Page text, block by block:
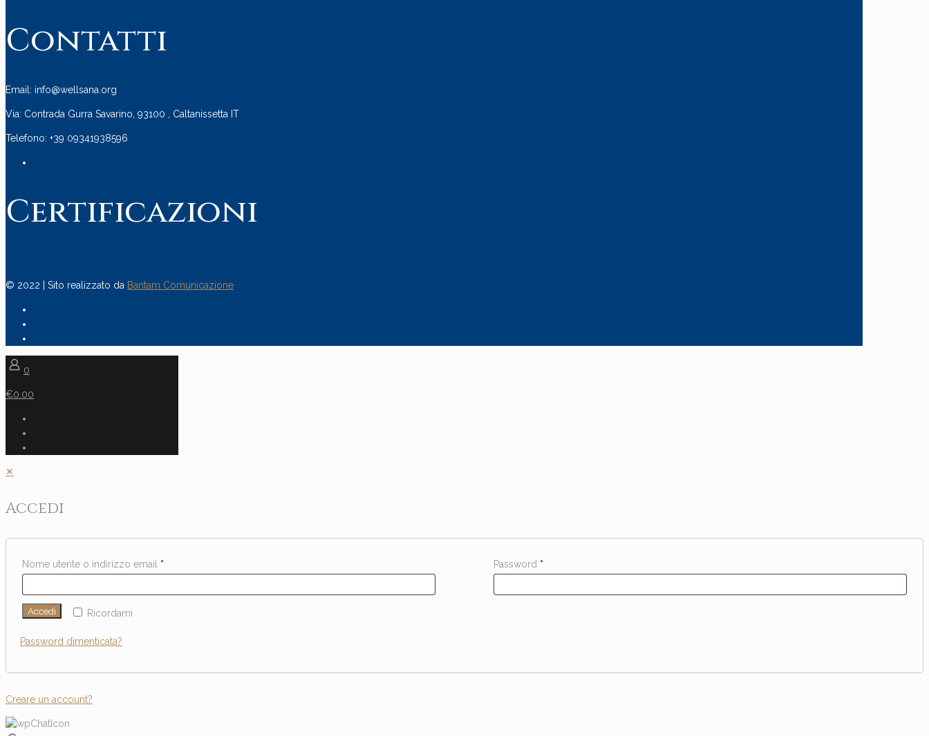
Contatti
Email: info@wellsana.org
Via: Contrada Gurra Savarino, 93100 , Caltanissetta IT
Telefono: +39 09341938596
Certificazioni
© 2022 | Sito realizzato da Bantam Comunicazione
0
€0.00
✕
Accedi
Nome utente o indirizzo email * Password *
Ricordami
Accedi
Password dimenticata?
Creare un account?